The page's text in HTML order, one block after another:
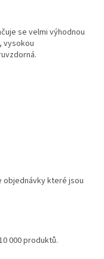
se velmi výhodnou
vysokou
objednávky které jsou
000 produktů.